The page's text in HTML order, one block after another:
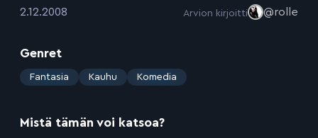
:2.12.2008 Arvion kirjoitti @rolle
Genret
: Fantasia Kauhu Komedia
Mistä tämän voi katsoa?